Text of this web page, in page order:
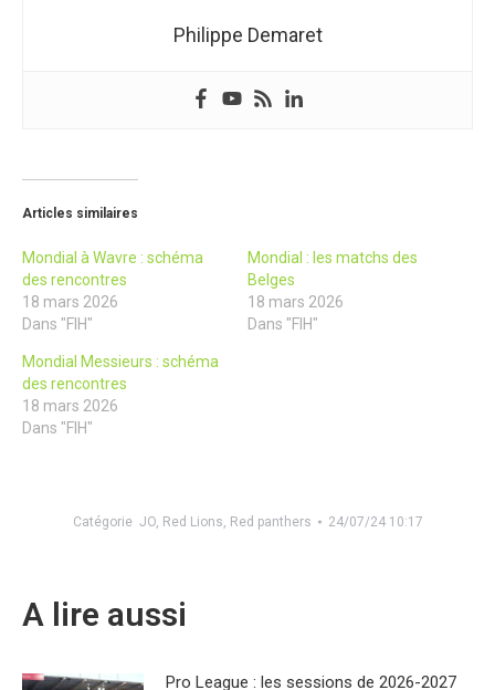
Philippe Demaret
Articles similaires
Mondial à Wavre : schéma
des rencontres
18 mars 2026
Dans "FIH"
Mondial : les matchs des
Belges
18 mars 2026
Dans "FIH"
Mondial Messieurs : schéma
des rencontres
18 mars 2026
Dans "FIH"
Catégorie JO, Red Lions, Red panthers 24/07/24 10:17
A lire aussi
Pro League : les sessions de 2026-2027